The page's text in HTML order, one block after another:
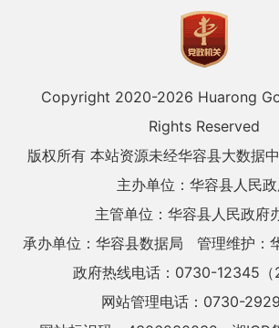
Copyright 2020-2026 Huarong
Rights Reserved
版权所有 本站资源未经华容县大数据
主办单位：华容县人民
主管单位：华容县人民政府
承办单位：华容县数据局
管理维护：
政府热线电话：0730-12345（
网站管理电话：0730-